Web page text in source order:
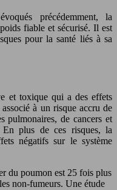
précédemment, la
fiable et sécurisé. Il est
pour la santé liés à sa
et toxique qui a des effets
à un risque accru de
pulmonaires, de cancers et
En plus de ces risques, la
négatifs sur le système
du poumon est 25 fois plus
non-fumeurs. Une étude